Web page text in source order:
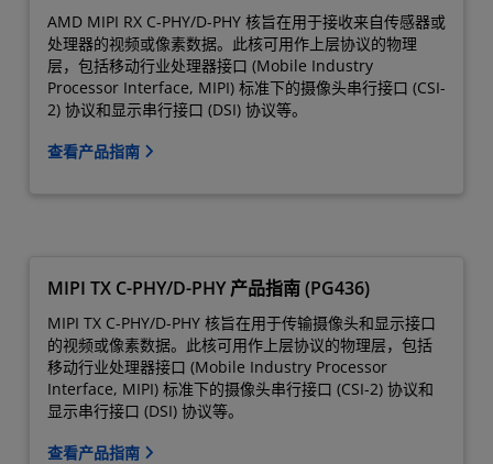
AMD MIPI RX C-PHY/D-PHY 核旨在用于接收来自传感器或
处理器的视频或像素数据。此核可用作上层协议的物理
层，包括移动行业处理器接口 (Mobile Industry
Processor Interface, MIPI) 标准下的摄像头串行接口 (CSI-
2) 协议和显示串行接口 (DSI) 协议等。
查看产品指南
MIPI TX C-PHY/D-PHY 产品指南 (PG436)
MIPI TX C-PHY/D-PHY 核旨在用于传输摄像头和显示接口
的视频或像素数据。此核可用作上层协议的物理层，包括
移动行业处理器接口 (Mobile Industry Processor
Interface, MIPI) 标准下的摄像头串行接口 (CSI-2) 协议和
显示串行接口 (DSI) 协议等。
查看产品指南